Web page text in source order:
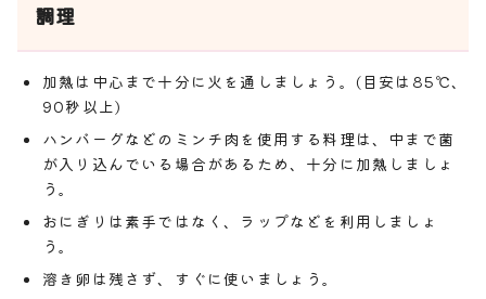
調理
加熱は中心まで十分に火を通しましょう。(目安は85℃、
90秒以上)
ハンバーグなどのミンチ肉を使用する料理は、中まで菌
が入り込んでいる場合があるため、十分に加熱しましょ
う。
おにぎりは素手ではなく、ラップなどを利用しましょ
う。
溶き卵は残さず、すぐに使いましょう。